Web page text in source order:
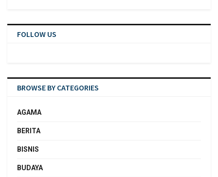
FOLLOW US
BROWSE BY CATEGORIES
AGAMA
BERITA
BISNIS
BUDAYA